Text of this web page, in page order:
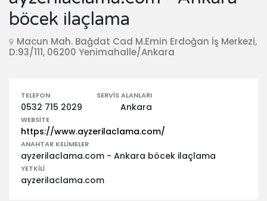
böcek ilaçlama
Macun Mah. Bağdat Cad M.Emin Erdoğan İş Merkezi,
D:93/111, 06200 Yenimahalle/Ankara
TELEFON
0532 715 2029
SERVIS ALANLARI
Ankara
WEBSITE
https://www.ayzerilaclama.com/
ANAHTAR KELIMELER
ayzerilaclama.com - Ankara böcek ilaçlama
YETKILI
ayzerilaclama.com